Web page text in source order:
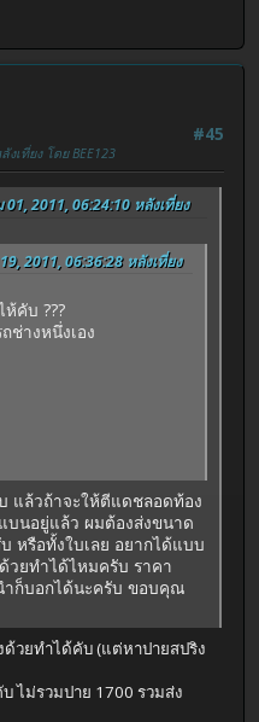
#45
เที่ยง โดย BEE123
2011, 06:24:10 หลังเที่ยง
2011, 06:36:28 หลังเที่ยง
คับ ???
ช่างหนึ่งเอง
แล้วถ้าจะให้ตีแดชลอดท้อง
บนอยู่แล้ว ผมต้องส่งขนาด
หรือทั้งใบเลย อยากได้แบบ
วยทำได้ไหมครับ ราคา
ำก็บอกได้นะครับ ขอบคุณ
วยทำได้คับ (แต่หาปายสปริง
ไม่รวมปาย 1700 รวมส่ง